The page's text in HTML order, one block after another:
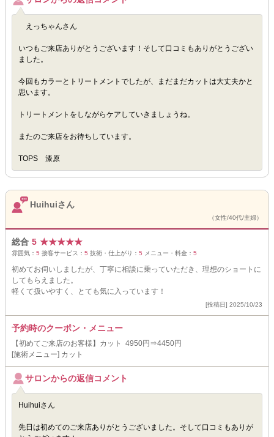
えっちゃんさん
いつもご来店ありがとうございます！そして口コミもありがとうござい
ました。
今回もカラーとトリートメントでしたが、まだまだカットは大丈夫かと
思います。
トリートメントをしながらケアしていきましょうね。
またのご来店をお待ちしています。
TOPS 漆原
Huihuiさん
（女性/40代/主婦）
総合 5 ★★★★★
雰囲気： 5 接客サービス： 5 技術・仕上がり： 5 メニュー・料金： 5
初めてお伺いしましたが、丁寧に相談に乗っていただき、理想のショートに
してもらえました。
軽くて扱いやすく、とても気に入っています！
[投稿日] 2025/10/23
予約時のクーポン・メニュー
【初めてご来店のお客様】カット 4950円⇒4450円
[施術メニュー] カット
サロンからの返信コメント
Huihuiさん
先日は初めてのご来店ありがとうございました。そして口コミもありが